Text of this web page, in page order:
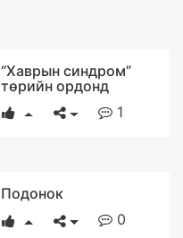
“Хаврын синдром”
төрийн ордонд
1
Подонок
0